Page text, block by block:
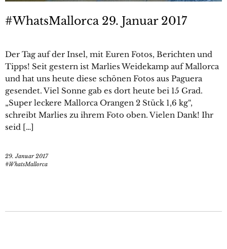
#WhatsMallorca 29. Januar 2017
Der Tag auf der Insel, mit Euren Fotos, Berichten und
Tipps! Seit gestern ist Marlies Weidekamp auf Mallorca
und hat uns heute diese schönen Fotos aus Paguera
gesendet. Viel Sonne gab es dort heute bei 15 Grad.
„Super leckere Mallorca Orangen 2 Stück 1,6 kg“,
schreibt Marlies zu ihrem Foto oben. Vielen Dank! Ihr
seid […]
29. Januar 2017
#WhatsMallorca